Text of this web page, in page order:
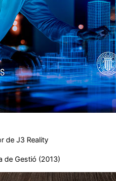
de J3 Reality
de Gestió (2013)